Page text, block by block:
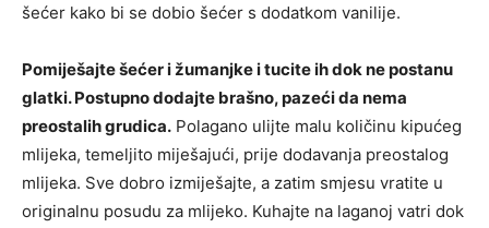
šećer kako bi se dobio šećer s dodatkom vanilije.
Pomiješajte šećer i žumanjke i tucite ih dok ne postanu
glatki. Postupno dodajte brašno, pazeći da nema
preostalih grudica. Polagano ulijte malu količinu kipućeg
mlijeka, temeljito miješajući, prije dodavanja preostalog
mlijeka. Sve dobro izmiješajte, a zatim smjesu vratite u
originalnu posudu za mlijeko. Kuhajte na laganoj vatri dok